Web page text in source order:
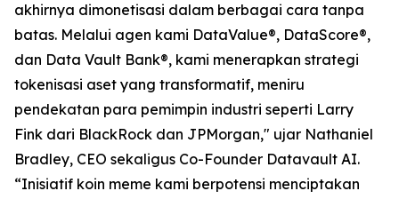
akhirnya dimonetisasi dalam berbagai cara tanpa
batas. Melalui agen kami DataValue®, DataScore®,
dan Data Vault Bank®, kami menerapkan strategi
tokenisasi aset yang transformatif, meniru
pendekatan para pemimpin industri seperti Larry
Fink dari BlackRock dan JPMorgan," ujar Nathaniel
Bradley, CEO sekaligus Co-Founder Datavault AI.
“Inisiatif koin meme kami berpotensi menciptakan